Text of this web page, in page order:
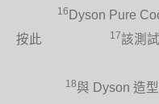
16 Dyson Pure
按此
17該測
18與 Dyson 造